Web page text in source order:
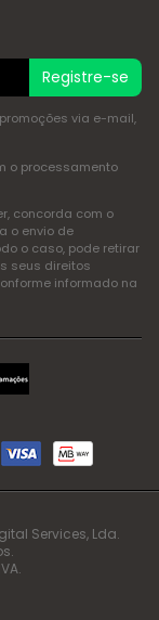
Registre-se
via e-mail,
o processamento
concorda com o
o envio de
o caso, pode retirar
seus direitos
informado na
Services, Lda.